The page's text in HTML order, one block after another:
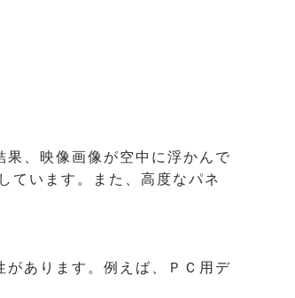
、映像画像が空中に浮かんで
ています。また、高度なパネ
あります。例えば、ＰＣ用デ